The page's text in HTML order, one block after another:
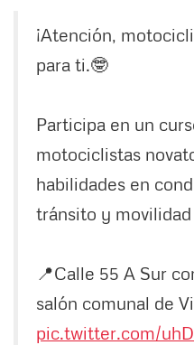
¡Atención,
para ti.🤓
Participa en un
motociclistas
habilidades en
tránsito y movilidad
📍Calle 55 A Sur
salón comunal de
pic.twitter.com/